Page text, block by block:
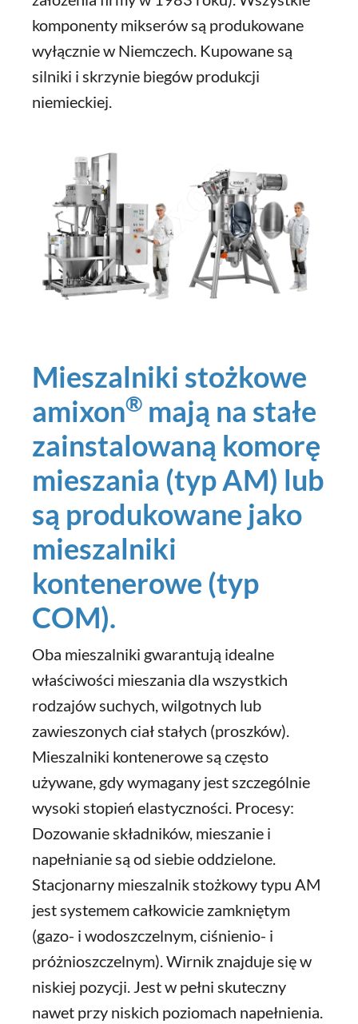
komponenty mikserów są produkowane
wyłącznie w Niemczech. Kupowane są
silniki i skrzynie biegów produkcji
niemieckiej.
Mieszalniki stożkowe
amixon® mają na stałe
zainstalowaną komorę
mieszania (typ AM) lub
są produkowane jako
mieszalniki
kontenerowe (typ
COM).
Oba mieszalniki gwarantują idealne
właściwości mieszania dla wszystkich
rodzajów suchych, wilgotnych lub
zawieszonych ciał stałych (proszków).
Mieszalniki kontenerowe są często
używane, gdy wymagany jest szczególnie
wysoki stopień elastyczności. Procesy:
Dozowanie składników, mieszanie i
napełnianie są od siebie oddzielone.
Stacjonarny mieszalnik stożkowy typu AM
jest systemem całkowicie zamkniętym
(gazo- i wodoszczelnym, ciśnienio- i
próżnioszczelnym). Wirnik znajduje się w
niskiej pozycji. Jest w pełni skuteczny
nawet przy niskich poziomach napełnienia.